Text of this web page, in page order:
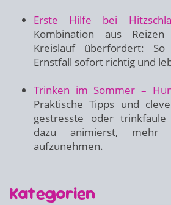
Erste Hilfe bei
Kombination aus
Kreislauf überfordert:
Ernstfall sofort richtig und
Trinken im Sommer –
Praktische Tipps und
gestresste oder
dazu animierst, mehr
aufzunehmen.
Kategorien